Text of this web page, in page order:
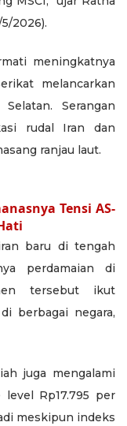
2026).
meningkatnya
melancarkan
Serangan
rudal Iran dan
ranjau laut.
Tensi AS-
baru di tengah
perdamaian di
tersebut ikut
berbagai negara,
juga mengalami
Rp17.795 per
meskipun indeks